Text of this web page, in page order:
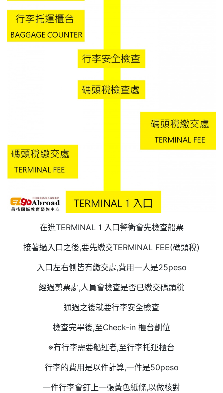
在進TERMINAL 1 入口警衛會先檢查船票
接著過入口之後,要先繳交TERMINAL FEE(碼頭稅)
入口左右側皆有繳交處,費用一人是25peso
經過剪票處,人員會檢查是否已繳交碼頭稅
通過之後就要行李安全檢查
檢查完畢後,至Check-in 櫃台劃位
※有行李需要船運者,至行李托運櫃台
行李的費用是以件計算,一件是50peso
一件行李會釘上一張黃色紙條,以做核對